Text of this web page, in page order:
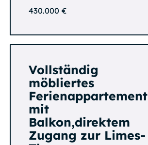
430.000 €
Vollständig
möbliertes
Ferienappartement
mit
Balkon,direktem
Zugang zur Limes-